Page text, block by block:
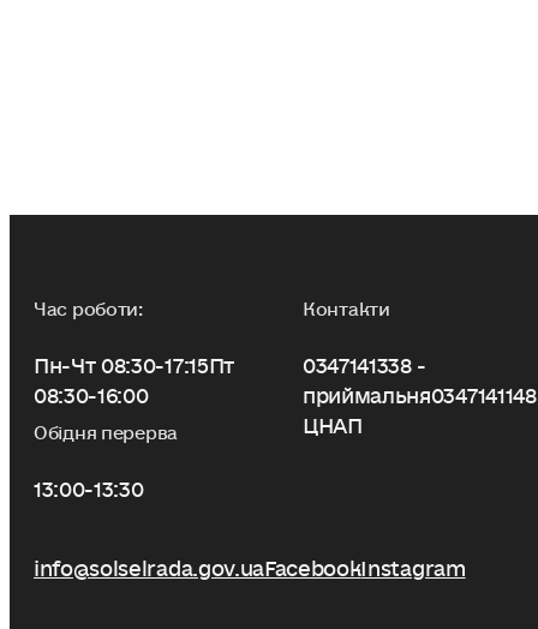
Час роботи:
Пн-Чт 08:30-17:15Пт
08:30-16:00
Обідня перерва
13:00-13:30
Контакти
0347141338 -
приймальня
ЦНАП
info@solselrada.gov.uaFacebookInstagram